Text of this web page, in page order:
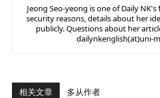
Jeong Seo-yeong is one of Daily
security reasons, details about her
publicly. Questions about her
dailynkenglish(at)uni-
相关文章 多从作者